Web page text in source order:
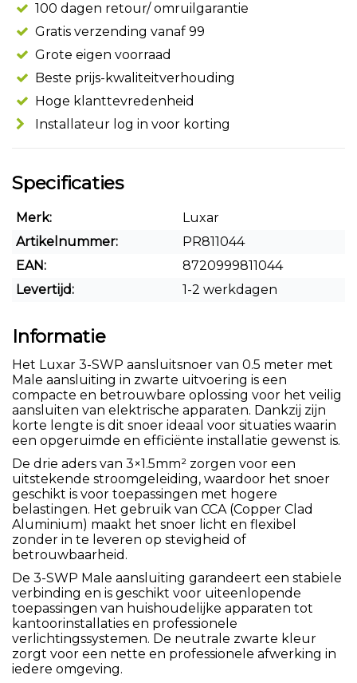
100 dagen retour/ omruilgarantie
Gratis verzending vanaf 99
Grote eigen voorraad
Beste prijs-kwaliteitverhouding
Hoge klanttevredenheid
Installateur log in voor korting
Specificaties
Merk:
Luxar
Artikelnummer:
PR811044
EAN:
8720999811044
Levertijd:
1-2 werkdagen
Informatie
Het Luxar 3-SWP aansluitsnoer van 0.5 meter met
Male aansluiting in zwarte uitvoering is een
compacte en betrouwbare oplossing voor het veilig
aansluiten van elektrische apparaten. Dankzij zijn
korte lengte is dit snoer ideaal voor situaties waarin
een opgeruimde en efficiënte installatie gewenst is.
De drie aders van 3×1.5mm² zorgen voor een
uitstekende stroomgeleiding, waardoor het snoer
geschikt is voor toepassingen met hogere
belastingen. Het gebruik van CCA (Copper Clad
Aluminium) maakt het snoer licht en flexibel
zonder in te leveren op stevigheid of
betrouwbaarheid.
De 3-SWP Male aansluiting garandeert een stabiele
verbinding en is geschikt voor uiteenlopende
toepassingen van huishoudelijke apparaten tot
kantoorinstallaties en professionele
verlichtingssystemen. De neutrale zwarte kleur
zorgt voor een nette en professionele afwerking in
iedere omgeving.